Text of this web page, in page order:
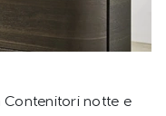
notte e